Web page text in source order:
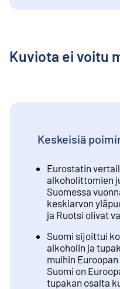
Kuviota ei voitu
Keskeisiä
Eurostatin
alkoholittomien
Suomessa
keskiarvon
ja Ruotsi olivat
Suomi sijoittui
alkoholin ja
muihin
Suomi on
tupakan osalta